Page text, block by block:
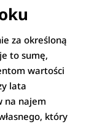
za określoną
to sumę,
wartości
lata
na najem
który